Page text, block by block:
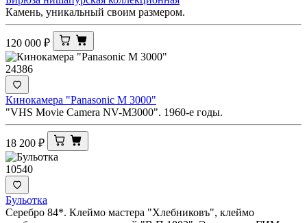
Камень, уникальный своим размером.
120 000 ₽
24386
Кинокамера "Panasonic M 3000"
"VHS Movie Camera NV-M3000". 1960-е годы.
18 200 ₽
10540
Бульотка
Серебро 84*. Клеймо мастера "Хлебниковъ", клеймо